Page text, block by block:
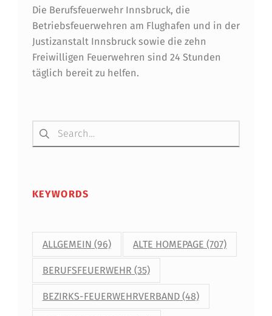
Die Berufsfeuerwehr Innsbruck, die
Betriebsfeuerwehren am Flughafen und in der
Justizanstalt Innsbruck sowie die zehn
Freiwilligen Feuerwehren sind 24 Stunden
täglich bereit zu helfen.
Suchen nach:
KEYWORDS
ALLGEMEIN (96) ALTE HOMEPAGE (707)
BERUFSFEUERWEHR (35)
BEZIRKS-FEUERWEHRVERBAND(48)